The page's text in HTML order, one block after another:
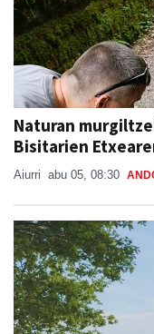
Naturan
Bisitarien
Aiurri abu 05, 08:30